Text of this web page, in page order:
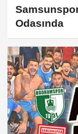
Odasında